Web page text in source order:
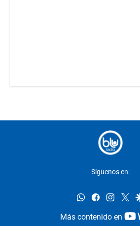
Síguenos en:
whatsappfacebook
Más contenido en